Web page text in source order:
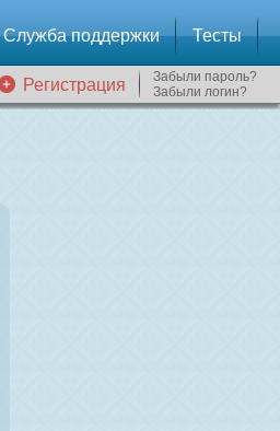
Служба поддержки Тесты
Регистрация
Забыли пароль?
Забыли логин?